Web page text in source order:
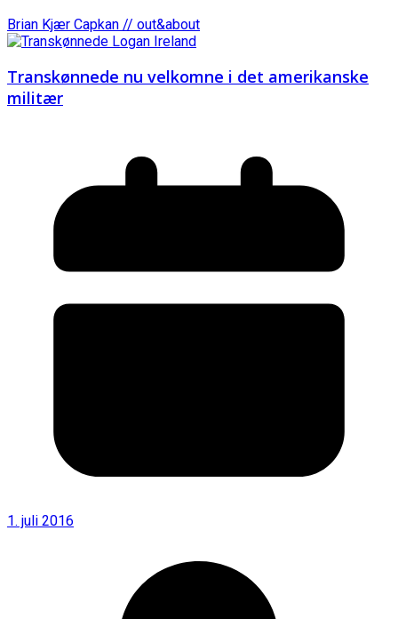
Brian Kjær Capkan // out&about
Transkønnede nu velkomne i det amerikanske
militær
1. juli 2016